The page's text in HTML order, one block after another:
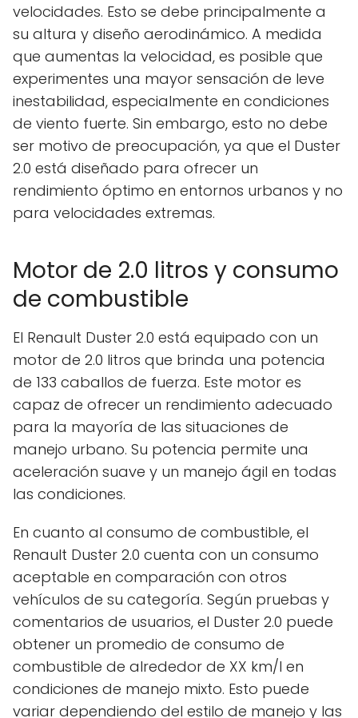
velocidades. Esto se debe principalmente a
su altura y diseño aerodinámico. A medida
que aumentas la velocidad, es posible que
experimentes una mayor sensación de leve
inestabilidad, especialmente en condiciones
de viento fuerte. Sin embargo, esto no debe
ser motivo de preocupación, ya que el Duster
2.0 está diseñado para ofrecer un
rendimiento óptimo en entornos urbanos y no
para velocidades extremas.
Motor de 2.0 litros y consumo
de combustible
El Renault Duster 2.0 está equipado con un
motor de 2.0 litros que brinda una potencia
de 133 caballos de fuerza. Este motor es
capaz de ofrecer un rendimiento adecuado
para la mayoría de las situaciones de
manejo urbano. Su potencia permite una
aceleración suave y un manejo ágil en todas
las condiciones.
En cuanto al consumo de combustible, el
Renault Duster 2.0 cuenta con un consumo
aceptable en comparación con otros
vehículos de su categoría. Según pruebas y
comentarios de usuarios, el Duster 2.0 puede
obtener un promedio de consumo de
combustible de alrededor de XX km/l en
condiciones de manejo mixto. Esto puede
variar dependiendo del estilo de manejo y las